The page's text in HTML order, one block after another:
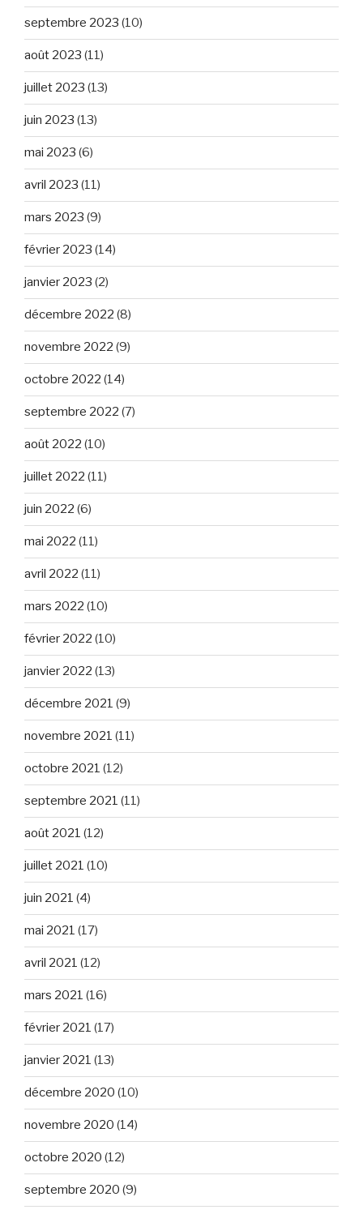
septembre 2023 (10)
août 2023 (11)
juillet 2023 (13)
juin 2023 (13)
mai 2023 (6)
avril 2023 (11)
mars 2023 (9)
février 2023 (14)
janvier 2023 (2)
décembre 2022 (8)
novembre 2022 (9)
octobre 2022 (14)
septembre 2022 (7)
août 2022 (10)
juillet 2022 (11)
juin 2022 (6)
mai 2022 (11)
avril 2022 (11)
mars 2022 (10)
février 2022 (10)
janvier 2022 (13)
décembre 2021 (9)
novembre 2021 (11)
octobre 2021 (12)
septembre 2021 (11)
août 2021 (12)
juillet 2021 (10)
juin 2021 (4)
mai 2021 (17)
avril 2021 (12)
mars 2021 (16)
février 2021 (17)
janvier 2021 (13)
décembre 2020 (10)
novembre 2020 (14)
octobre 2020 (12)
septembre 2020 (9)